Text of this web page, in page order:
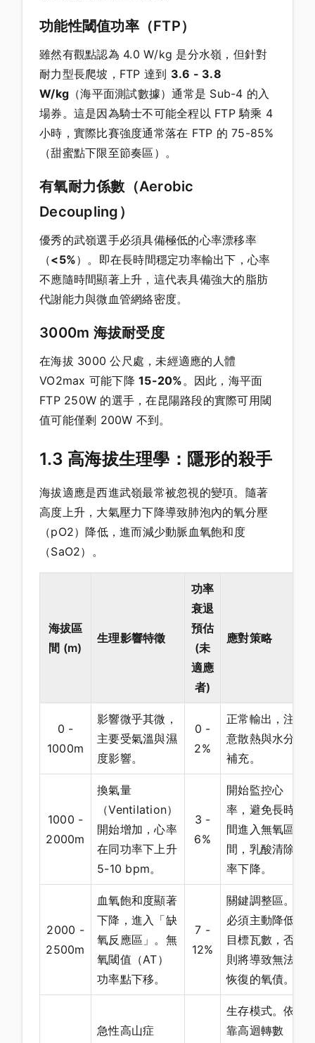
功能性閾值功率（FTP）
雖然有觀點認為 4.0 W/kg 是分水嶺，但針對
耐力型長爬坡，FTP 達到 3.6 - 3.8
W/kg （海平面測試數據）通常是 Sub-4 的入
場券。這是因為騎士不可能全程以 FTP 騎乘 4
小時，實際比賽強度通常落在 FTP 的 75-85%
（甜蜜點下限至節奏區）。
有氧耐力係數（Aerobic
Decoupling）
優秀的武嶺選手必須具備極低的心率漂移率
（<5%）。即在長時間穩定功率輸出下，心率
不應隨時間顯著上升，這代表具備強大的脂肪
代謝能力與微血管網絡密度。
3000m 海拔耐受度
在海拔 3000 公尺處，未經適應的人體
VO2max 可能下降 15-20% 。因此，海平面
FTP 250W 的選手，在昆陽路段的實際可用閾
值可能僅剩 200W 不到。
1.3 高海拔生理學：隱形的殺手
海拔適應是西進武嶺最常被忽視的變項。隨著
高度上升，大氣壓力下降導致肺泡內的氧分壓
（pO2）降低，進而減少動脈血氧飽和度
（SaO2）。
海拔區
間 (m)
生理影響特徵
功率
衰退
預估
(未
適應
者)
應對策略
0 -
1000m
影響微乎其微，
主要受氣溫與濕
度影響。
0 -
2%
正常輸出，注
意散熱與水分
補充。
1000 -
2000m
換氣量
（Ventilation）
開始增加，心率
在同功率下上升
5-10 bpm。
3 -
6%
開始監控心
率，避免長時
間進入無氧區
間，乳酸清除
率下降。
2000 -
2500m
血氧飽和度顯著
下降，進入「缺
氧反應區」。無
氧閾值（AT）
功率點下移。
7 -
12%
關鍵調整區。
必須主動降低
目標瓦數，否
則將導致無法
恢復的氧債。
急性高山症
生存模式。依
靠高迴轉數